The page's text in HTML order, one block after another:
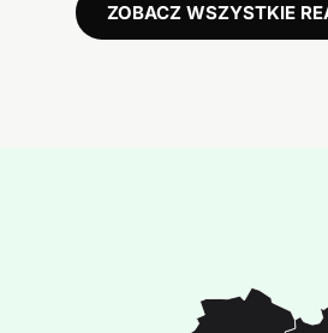
ZOBACZ WSZYSTKIE